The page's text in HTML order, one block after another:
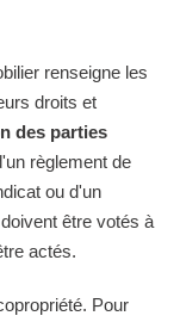
renseigne les
droits et
des parties
règlement de
ou d'un
être votés à
actés.
Pour